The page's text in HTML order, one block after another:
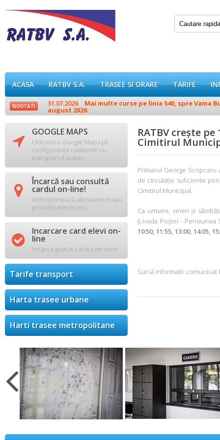
ACASA RATBV S.A. TRASEE SI ORARE TARIFE
NOUTATI 31.07.2026 Mai multe curse pe linia 540, spre Vama
august 2026
 GOOGLE MAPS
Utilizeaza Google Maps pt.
configurarea calatoriei cu
transportul public
 Încarcă sau consultă
cardul on-line!
Achiziționează abonament sau
portofel electronic.
 Incarcare card elevi on-
line
Incarca gratuit cardul de elevi
Tarife transport
Harta trasee urbane
Harti trasee metropolitane
RATBV crește
Cimitirul
Primarul George Scripcaru
de circulație suficiente
Cimitirul Municipal.
Ca urmare, vineri și
(Livada Poştei -
10:50, 11:55, 13:00, 14:05,
Sursă informații: comunicat